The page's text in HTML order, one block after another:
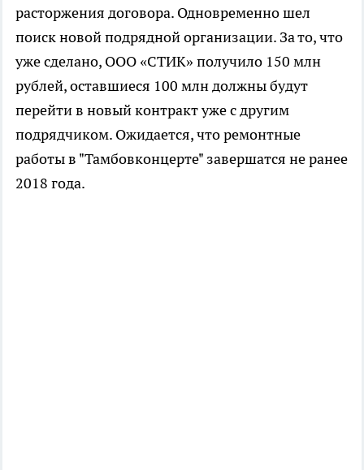
расторжения договора. Одновременно шел
поиск новой подрядной организации. За то, что
уже сделано, ООО «СТИК» получило 150 млн
рублей, оставшиеся 100 млн должны будут
перейти в новый контракт уже с другим
подрядчиком. Ожидается, что ремонтные
работы в "Тамбовконцерте" завершатся не ранее
2018 года.